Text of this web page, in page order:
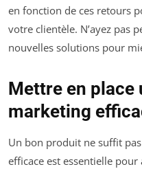
en fonction de ces retours
votre clientèle. N’ayez pas
nouvelles solutions pour
Mettre en place
marketing
Un bon produit ne suffit
efficace est essentielle